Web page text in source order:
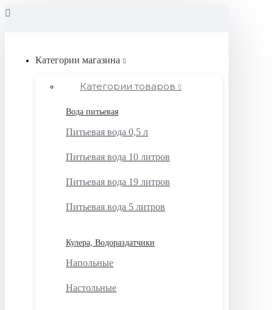
Категории магазина
Категории товаров
Вода питьевая
Питьевая вода 0,5 л
Питьевая вода 10 литров
Питьевая вода 19 литров
Питьевая вода 5 литров
Кулера, Водораздатчики
Напольные
Настольные